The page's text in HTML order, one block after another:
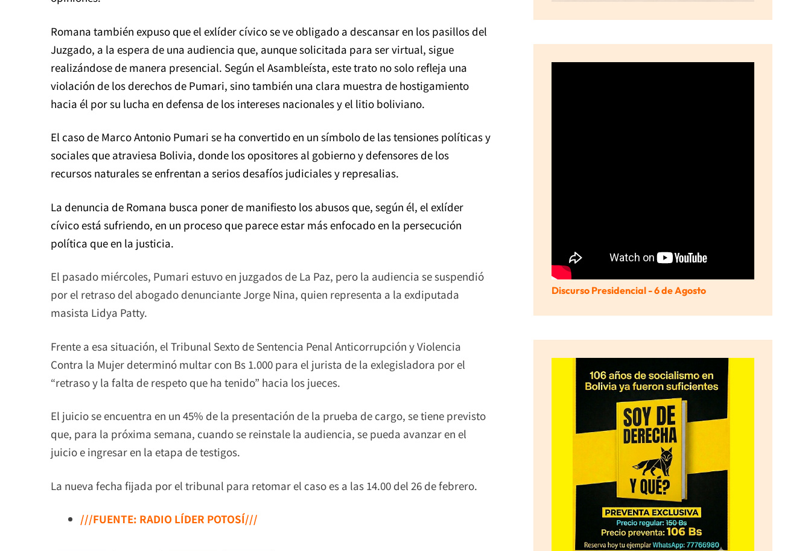
Romana también expuso que el exlíder cívico se ve obligado a descansar en los pasillos del
Juzgado, a la espera de una audiencia que, aunque solicitada para ser virtual, sigue
realizándose de manera presencial. Según el Asambleísta, este trato no solo refleja una
violación de los derechos de Pumari, sino también una clara muestra de hostigamiento
hacia él por su lucha en defensa de los intereses nacionales y el litio boliviano.
El caso de Marco Antonio Pumari se ha convertido en un símbolo de las tensiones políticas y
sociales que atraviesa Bolivia, donde los opositores al gobierno y defensores de los
recursos naturales se enfrentan a serios desafíos judiciales y represalias.
La denuncia de Romana busca poner de manifiesto los abusos que, según él, el exlíder
cívico está sufriendo, en un proceso que parece estar más enfocado en la persecución
política que en la justicia.
El pasado miércoles, Pumari estuvo en juzgados de La Paz, pero la audiencia se suspendió
por el retraso del abogado denunciante Jorge Nina, quien representa a la exdiputada
masista Lidya Patty.
Frente a esa situación, el Tribunal Sexto de Sentencia Penal Anticorrupción y Violencia
Contra la Mujer determinó multar con Bs 1.000 para el jurista de la exlegisladora por el
“retraso y la falta de respeto que ha tenido” hacia los jueces.
El juicio se encuentra en un 45% de la presentación de la prueba de cargo, se tiene previsto
que, para la próxima semana, cuando se reinstale la audiencia, se pueda avanzar en el
juicio e ingresar en la etapa de testigos.
La nueva fecha fijada por el tribunal para retomar el caso es a las 14.00 del 26 de febrero.
///FUENTE: RADIO LÍDER POTOSÍ///
Discurso Presidencial - 6 de Agosto